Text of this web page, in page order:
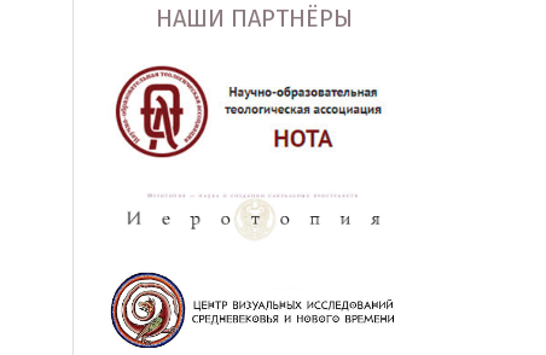
НАШИ ПАРТНЁРЫ